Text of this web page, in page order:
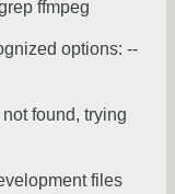
ffmpeg
options: --
found, trying
files